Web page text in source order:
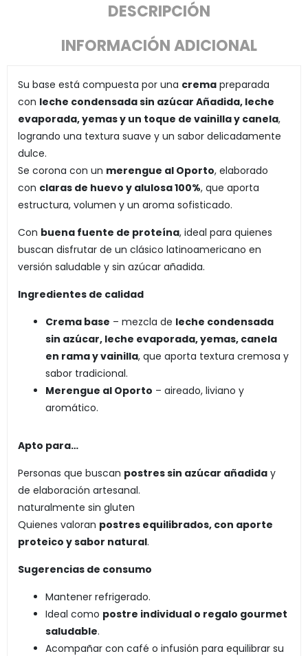
DESCRIPCIÓN
INFORMACIÓN ADICIONAL
Su base está compuesta por una crema preparada
con leche condensada sin azúcar Añadida, leche
evaporada, yemas y un toque de vainilla y canela,
logrando una textura suave y un sabor delicadamente
dulce.
Se corona con un merengue al Oporto, elaborado
con claras de huevo y alulosa 100%, que aporta
estructura, volumen y un aroma sofisticado.
Con buena fuente de proteína, ideal para quienes
buscan disfrutar de un clásico latinoamericano en
versión saludable y sin azúcar añadida.
Ingredientes de calidad
Crema base – mezcla de leche condensada
sin azúcar, leche evaporada, yemas, canela
en rama y vainilla, que aporta textura cremosa y
sabor tradicional.
Merengue al Oporto – aireado, liviano y
aromático.
Apto para…
Personas que buscan postres sin azúcar añadida y
de elaboración artesanal.
naturalmente sin gluten
Quienes valoran postres equilibrados, con aporte
proteico y sabor natural.
Sugerencias de consumo
Mantener refrigerado.
Ideal como postre individual o regalo gourmet
saludable.
Acompañar con café o infusión para equilibrar su